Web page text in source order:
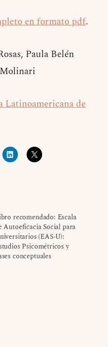
en formato pdf.
Paula Belén
Latinoamericana de
recomendado: Escala
Autoeficacia Social para
(EAS-U):
Psicométricos y
conceptuales